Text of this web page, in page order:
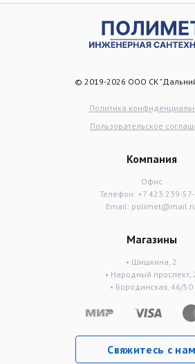
© 2019-2026 ООО СК
Политика
Пользовательское
Компания
Офис
Телефон: +7 423 239-
Email:
Магазины
• Шишкина, 2
• Народный проспект,
• Бородинская, 46/50
Свяжитесь с